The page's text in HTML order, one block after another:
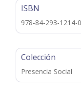
ISBN
978-84-293-1214-0
Colección
Presencia Social